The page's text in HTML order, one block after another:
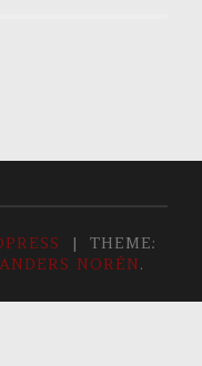
|
THEME:
ANDERS NORÉN.